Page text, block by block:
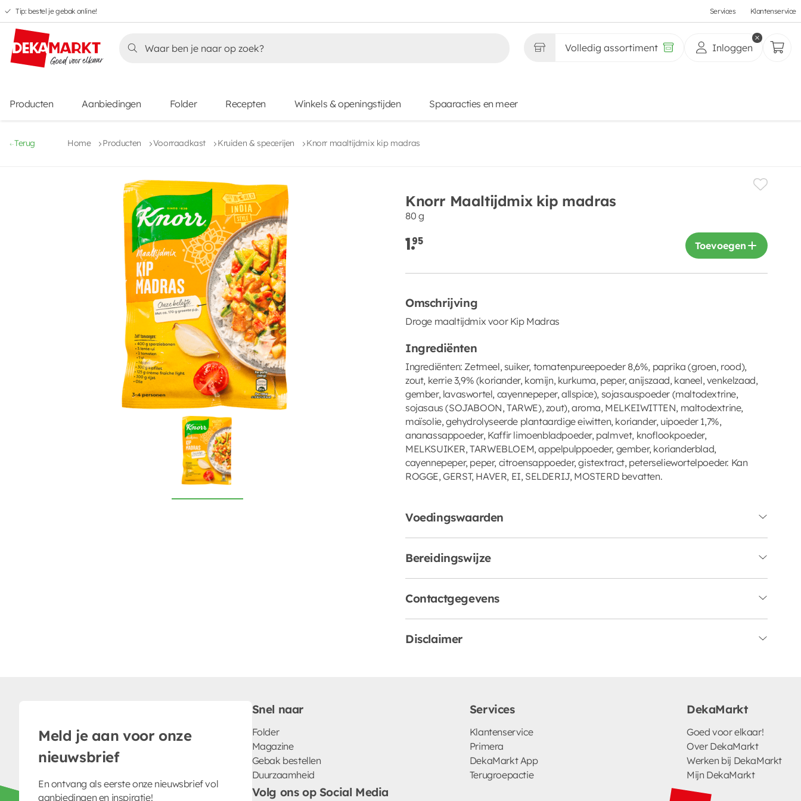
Overslaan
naar
hoofdnavigatie
Overslaan
naar
hoofdinhoud
Overslaan
naar
voettekstinhoud
Overslaan
naar
aanbiedingen
Tip: bestel je gebak online! Services Klantenservice
Volledig assortiment Inloggen
Producten Aanbiedingen Folder Recepten Winkels & openingstijden Spaaracties en meer
Terug Home Producten Voorraadkast Kruiden & specerijen Knorr maaltijdmix kip madras
Knorr Maaltijdmix kip madras
80 g
1.95 Toevoegen
Omschrijving
Droge maaltijdmix voor Kip Madras
Ingrediënten
Ingrediënten: Zetmeel, suiker, tomatenpureepoeder 8,6%, paprika (groen, rood),
zout, kerrie 3,9% (koriander, komijn, kurkuma, peper, anijszaad, kaneel, venkelzaad,
gember, lavaswortel, cayennepeper, allspice), sojasauspoeder (maltodextrine,
sojasaus (SOJABOON, TARWE), zout), aroma, MELKEIWITTEN, maltodextrine,
maïsolie, gehydrolyseerde plantaardige eiwitten, koriander, uipoeder 1,7%,
ananassappoeder, Kaffir limoenbladpoeder, palmvet, knoflookpoeder,
MELKSUIKER, TARWEBLOEM, appelpulppoeder, gember, korianderblad,
cayennepeper, peper, citroensappoeder, gistextract, peterseliewortelpoeder. Kan
ROGGE, GERST, HAVER, EI, SELDERIJ, MOSTERD bevatten.
Voedingswaarden
Bereidingswijze
Contactgegevens
Disclaimer
Meld je aan voor onze
nieuwsbrief
En ontvang als eerste onze nieuwsbrief vol
aanbiedingen en inspiratie!
Snel naar
Folder
Magazine
Gebak bestellen
Duurzaamheid
Services
Klantenservice
Primera
DekaMarkt App
Terugroepactie
DekaMarkt
Goed voor elkaar!
Over DekaMarkt
Werken bij DekaMarkt
Mijn DekaMarkt
Volg ons op Social Media